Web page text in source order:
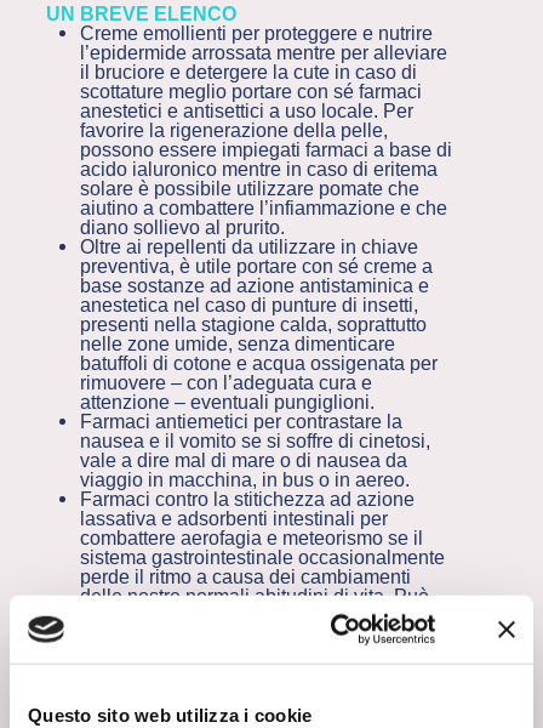
Questo sito web utilizza i cookie
UN BREVE ELENCO
Creme emollienti per proteggere e nutrire
l’epidermide arrossata mentre per alleviare
il bruciore e detergere la cute in caso di
scottature meglio portare con sé farmaci
anestetici e antisettici a uso locale. Per
favorire la rigenerazione della pelle,
possono essere impiegati farmaci a base di
acido ialuronico mentre in caso di eritema
solare è possibile utilizzare pomate che
aiutino a combattere l’infiammazione e che
diano sollievo al prurito.
Oltre ai repellenti da utilizzare in chiave
preventiva, è utile portare con sé creme a
base sostanze ad azione antistaminica e
anestetica nel caso di punture di insetti,
presenti nella stagione calda, soprattutto
nelle zone umide, senza dimenticare
batuffoli di cotone e acqua ossigenata per
rimuovere – con l’adeguata cura e
attenzione – eventuali pungiglioni.
Farmaci antiemetici per contrastare la
nausea e il vomito se si soffre di cinetosi,
vale a dire mal di mare o di nausea da
viaggio in macchina, in bus o in aereo.
Farmaci contro la stitichezza ad azione
lassativa e adsorbenti intestinali per
combattere aerofagia e meteorismo se il
sistema gastrointestinale occasionalmente
perde il ritmo a causa dei cambiamenti
delle nostre normali abitudini di vita. Può
essere utile avere con sé anche farmaci
contro la diarrea (microorganismi
dell’alimentazione a volte possono mettere